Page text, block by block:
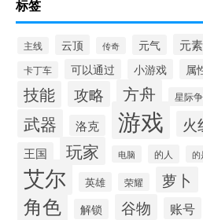
标签
主线 云顶 传奇 元气 元素
卡丁车 可以通过 小游戏 属
技能 攻略 方舟 星际
武器 洛克 游戏 火
王国 玩家 电脑 的人 的
艾尔 英雄 荣耀 萝卜
角色 解锁 谷物 账号